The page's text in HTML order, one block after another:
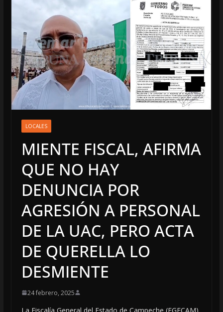
LOCALES
MIENTE FISCAL, AFIRMA
QUE NO HAY
DENUNCIA POR
AGRESIÓN A PERSONAL
DE LA UAC, PERO ACTA
DE QUERELLA LO
DESMIENTE
24 febrero, 2025
La Fiscalía General del Estado de Campeche (FGECAM)